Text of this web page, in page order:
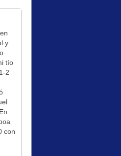
y
tío
2
con